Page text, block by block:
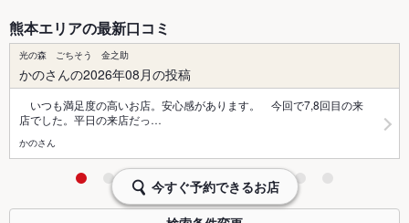
熊本エリアの最新口コミ
光の森 ごちそう 金之助
かのさんの2026年08月の投稿
いつも満足度の高いお店。安心感があります。 今回で7,8回目の来
店でした。平日の来店だっ…
かのさん
今すぐ予約できるお店